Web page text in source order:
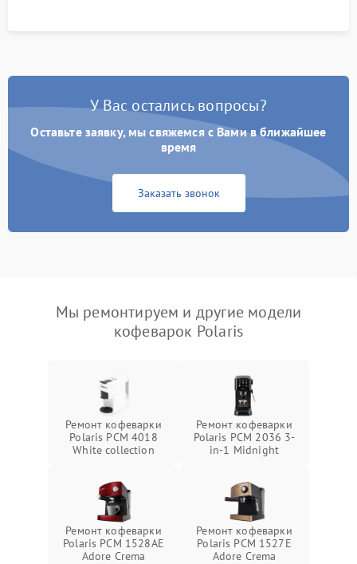
У Вас остались вопросы?
Оставьте заявку, мы свяжемся с Вами в ближайшее
время
Заказать звонок
Мы ремонтируем и другие модели
кофеварок Polaris
Ремонт кофеварки
Polaris PCM 4018
White collection
Ремонт кофеварки
Polaris PCM 2036 3-
in-1 Midnight
Ремонт кофеварки
Polaris PCM 1528AE
Adore Crema
Ремонт кофеварки
Polaris PCM 1527E
Adore Crema